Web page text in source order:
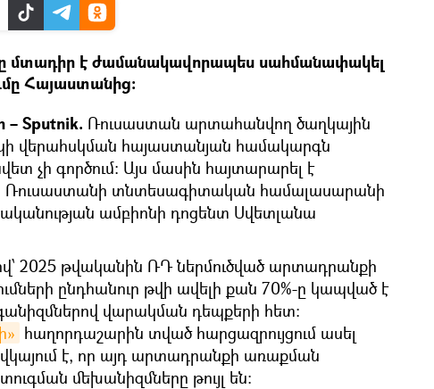
մտադիր է ժամանակավորապես սահմանափակել
Հայաստանից։
– Sputnik. Ռուսաստան արտահանվող ծաղկային
վերահսկման հայաստանյան համակարգն
չի գործում։ Այս մասին հայտարարել է
Ռուսաստանի տնտեսագիտական համալասարանի
ամբիոնի դոցենտ Սվետլանա
2025 թվականին ՌԴ ներմուծված արտադրանքի
ընդհանուր թվի ավելի քան 70%-ը կապված է
վարակման դեպքերի հետ։
հաղորդաշարին տված հարցազրույցում ասել
է, որ այդ արտադրանքի առաքման
մեխանիզմները թույլ են։